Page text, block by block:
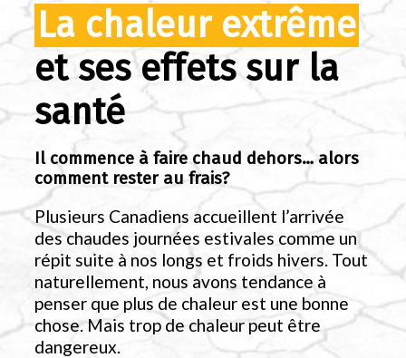
La chaleur extrême
et ses effets sur la
santé
Il commence à faire chaud dehors… alors
comment rester au frais?
Plusieurs Canadiens accueillent l’arrivée
des chaudes journées estivales comme un
répit suite à nos longs et froids hivers. Tout
naturellement, nous avons tendance à
penser que plus de chaleur est une bonne
chose. Mais trop de chaleur peut être
dangereux.